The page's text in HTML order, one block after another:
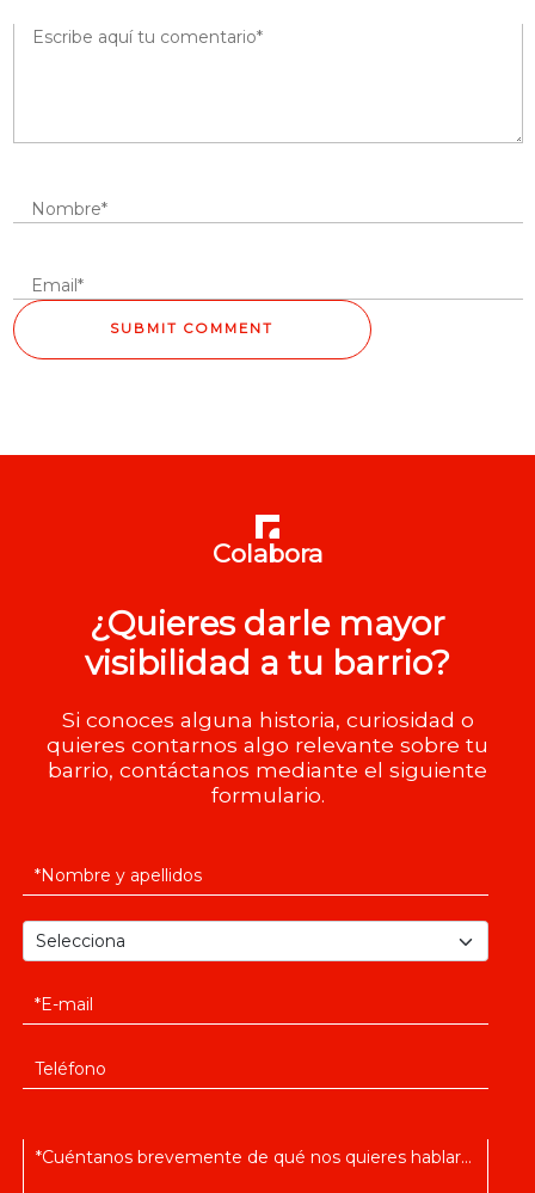
Colabora
¿Quieres darle mayor
visibilidad a tu barrio?
Si conoces alguna historia, curiosidad o
quieres contarnos algo relevante sobre tu
barrio, contáctanos mediante el siguiente
formulario.